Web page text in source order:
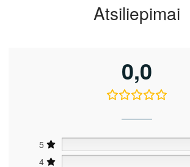
Atsiliepimai
0,0
5
4